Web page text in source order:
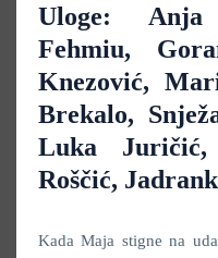
Uloge:
Fehmiu,
Knezović,
Brekalo,
Luka
Roščić,
Kada Maja stigne na